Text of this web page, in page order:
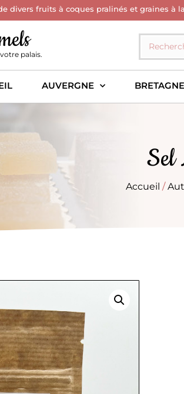
divers fruits à coques pralinés et graines à
palais.
AUVERGNE BRETAGNE
Sel
Accueil /